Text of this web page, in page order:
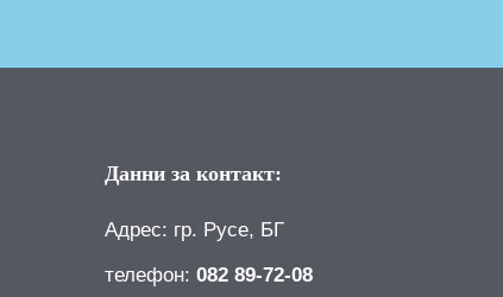
Данни за контакт:
Адрес: гр. Русе, БГ
телефон: 082 89-72-08